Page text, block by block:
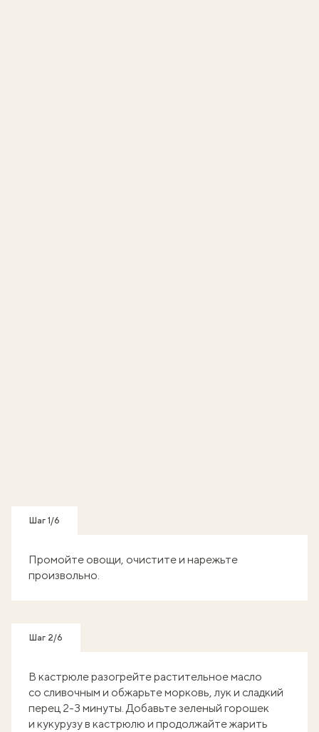
Шаг 1/6
Промойте овощи, очистите и нарежьте
произвольно.
Шаг 2/6
В кастрюле разогрейте растительное масло
со сливочным и обжарьте морковь, лук и сладкий
перец 2-3 минуты. Добавьте зеленый горошек
и кукурузу в кастрюлю и продолжайте жарить